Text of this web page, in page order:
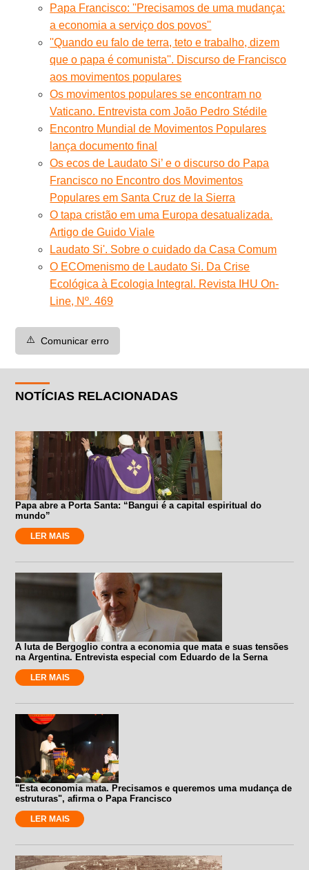
Papa Francisco: ''Precisamos de uma mudança:
a economia a serviço dos povos''
''Quando eu falo de terra, teto e trabalho, dizem
que o papa é comunista''. Discurso de Francisco
aos movimentos populares
Os movimentos populares se encontram no
Vaticano. Entrevista com João Pedro Stédile
Encontro Mundial de Movimentos Populares
lança documento final
Os ecos de Laudato Si’ e o discurso do Papa
Francisco no Encontro dos Movimentos
Populares em Santa Cruz de la Sierra
O tapa cristão em uma Europa desatualizada.
Artigo de Guido Viale
Laudato Si'. Sobre o cuidado da Casa Comum
O ECOmenismo de Laudato Si. Da Crise
Ecológica à Ecologia Integral. Revista IHU On-
Line, Nº. 469
⚠️ Comunicar erro
NOTÍCIAS RELACIONADAS
Papa abre a Porta Santa: “Bangui é a capital espiritual do
mundo”
LER MAIS
A luta de Bergoglio contra a economia que mata e suas tensões
na Argentina. Entrevista especial com Eduardo de la Serna
LER MAIS
"Esta economia mata. Precisamos e queremos uma mudança de
estruturas", afirma o Papa Francisco
LER MAIS